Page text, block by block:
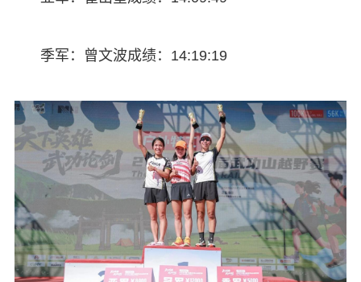
季军：曾文波成绩：14:19:19